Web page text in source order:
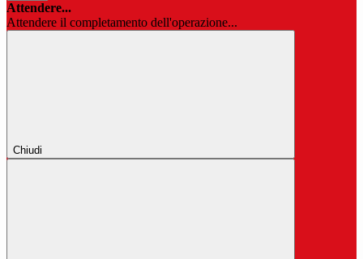
Attendere...
Attendere il completamento dell'operazione...
Chiudi